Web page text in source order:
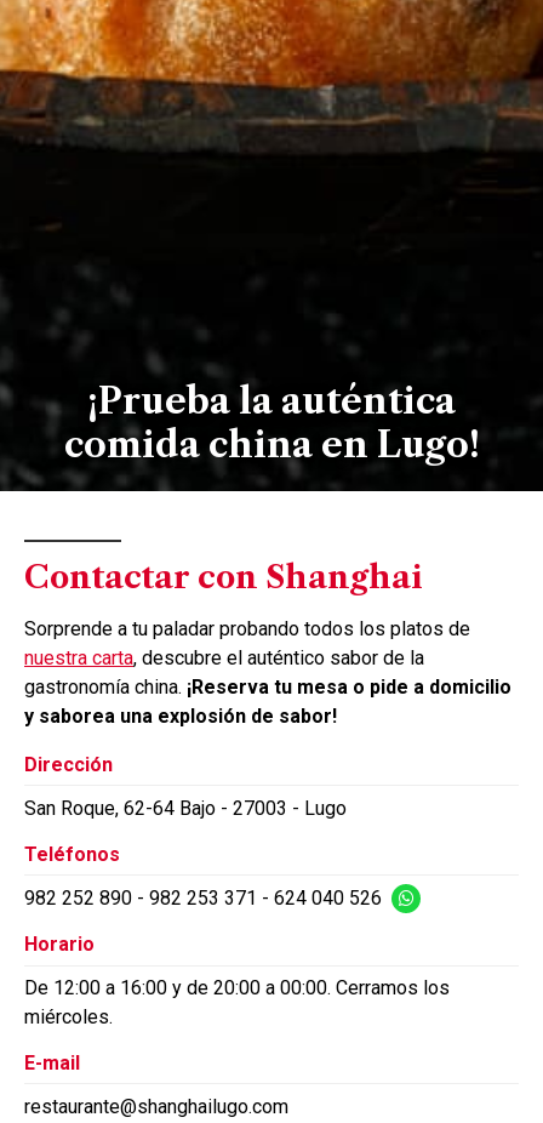
¡Prueba la auténtica
comida china en Lugo!
Contactar con Shanghai
Sorprende a tu paladar probando todos los platos de
nuestra carta, descubre el auténtico sabor de la
gastronomía china. ¡Reserva tu mesa o pide a domicilio
y saborea una explosión de sabor!
Dirección
San Roque, 62-64 Bajo - 27003 - Lugo
Teléfonos
982 252 890 - 982 253 371 - 624 040 526
Horario
De 12:00 a 16:00 y de 20:00 a 00:00. Cerramos los
miércoles.
E-mail
restaurante@shanghailugo.com